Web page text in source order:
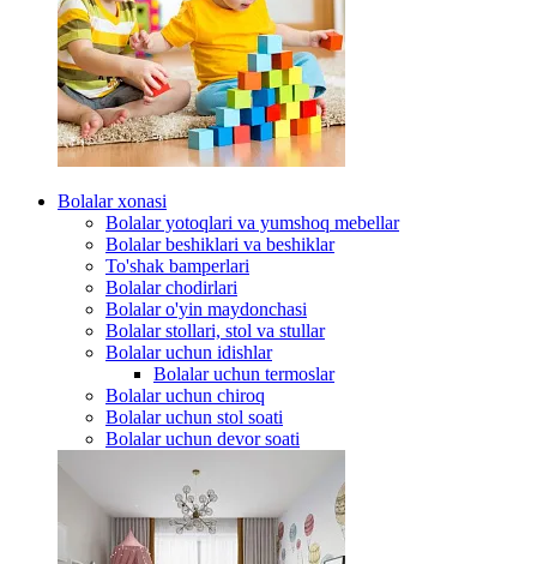
Bolalar xonasi
Bolalar yotoqlari va yumshoq mebellar
Bolalar beshiklari va beshiklar
To'shak bamperlari
Bolalar chodirlari
Bolalar o'yin maydonchasi
Bolalar stollari, stol va stullar
Bolalar uchun idishlar
Bolalar uchun termoslar
Bolalar uchun chiroq
Bolalar uchun stol soati
Bolalar uchun devor soati